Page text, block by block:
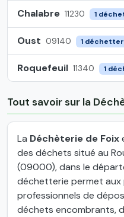
Chalabre 11230 1
Oust 09140 1
Roquefeuil 11340 1
Tout savoir sur la
La Déchèterie de Foix
des déchets situé au
(09000), dans le
déchetterie permet
professionnels de
déchets encombrants,